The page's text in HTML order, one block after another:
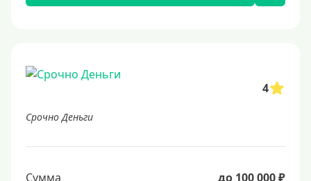
4
Срочно Деньги
Сумма
до 100 000 ₽